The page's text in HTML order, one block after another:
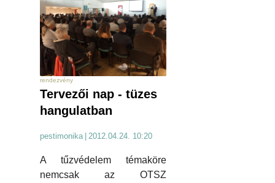
rendezvény
Tervezői nap - tüzes
hangulatban
pestimonika | 2012.04.24. 10:20
A tűzvédelem témaköre
nemcsak az OTSZ